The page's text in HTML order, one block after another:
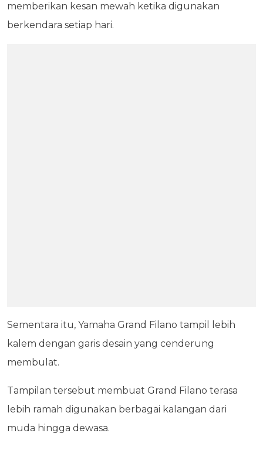
memberikan kesan mewah ketika digunakan
berkendara setiap hari.
Sementara itu, Yamaha Grand Filano tampil lebih
kalem dengan garis desain yang cenderung
membulat.
Tampilan tersebut membuat Grand Filano terasa
lebih ramah digunakan berbagai kalangan dari
muda hingga dewasa.